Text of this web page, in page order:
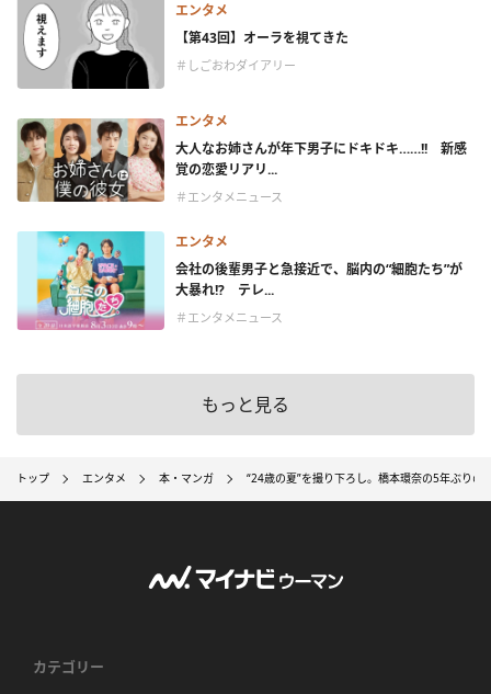
エンタメ
【第43回】オーラを視てきた
＃しごおわダイアリー
エンタメ
大人なお姉さんが年下男子にドキドキ……!! 新感
覚の恋愛リアリ...
＃エンタメニュース
エンタメ
会社の後輩男子と急接近で、脳内の“細胞たち”が
大暴れ!? テレ...
＃エンタメニュース
もっと見る
トップ エンタメ 本・マンガ “24歳の夏”を撮り下ろし。橋本環奈の5年ぶりの
カテゴリー